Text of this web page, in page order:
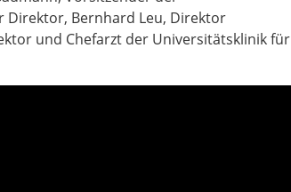
Direktor, Bernhard Leu, Direktor
und Chefarzt der Universitätsklinik für